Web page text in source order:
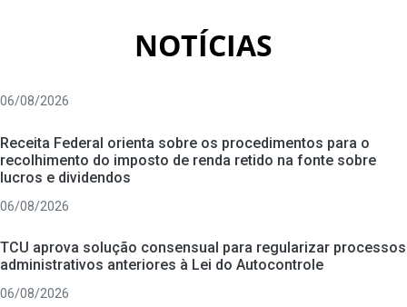
NOTÍCIAS
06/08/2026
Receita Federal orienta sobre os procedimentos para o
recolhimento do imposto de renda retido na fonte sobre
lucros e dividendos
06/08/2026
TCU aprova solução consensual para regularizar processos
administrativos anteriores à Lei do Autocontrole
06/08/2026